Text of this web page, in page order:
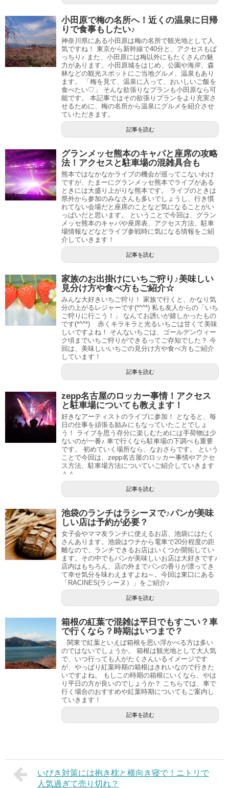
小田原で梅の名所へ！近くの温泉に日帰
りで食事もしたい♪
神奈川県にある小田原は梅の名所で観光地として人
気ですね！ 東京から新幹線で40分と、アクセスもば
っちり♪ また、小田原には梅以外にもたくさんの魅
力があります。小田原城をはじめ、公園や海岸、森
林などの観光スポットにご当地グルメ、温泉もあり
ます。 「梅を見て、温泉に入って、おいしいご飯を
食べたい♡」 そんな欲張りなプランも小田原なら可
能です。 本記事ではその欲張りプランをより充実さ
せるために、梅の名所から温泉にグルメを紹介させ
ていただきます。
記事を読む
グランメッセ熊本のキャパと座席の攻略
法！アクセスと駐車場の混雑具合も
熊本ではなかなかライブの機会が巡ってこないわけ
ですが、たまーにグランメッセ熊本でライブがある
ときには大盛り上がりな熊本です。 ライブのときは
県外から参加のみなさんも多いでしょうし、行き慣
れてない会場だと座席のことなど気になることがい
っぱいだと思います。 ということで今回は、グラン
メッセ熊本のキャパや座席表、アクセス方法、駐車
場情報などなどライブ参戦時に気になる情報をご紹
介していきます！
記事を読む
家族のお出掛けにいちご狩り♪美味しい
見分け方や食べ方もご紹介☆
みんな大好きいちご狩り！ 家族で行くと、かなり気
分の上がるレジャーです(*^^*) 私も友人からの「いち
ご狩りに行こう！」 なんてお誘いが嬉しかったもの
です(*^^*) 赤くキラキラと光るいちごは甘くて美味
しいですよね！ そんないちごは、ゴールデンウィー
ク頃までいちご狩りができるってご存知でした？ 今
回は、美味しいいちごの見分け方や食べ方もご紹介
しています！
記事を読む
zepp名古屋のロッカー事情！アクセス
と駐車場についても教えます！
好きなアーティストのライブに参加！ となると、毎
日の仕事を頑張る励みにもなっていたことでしょ
う！ ライブを思う存分に楽しむためには手荷物は少
ないのが一番♪ 車で行くなら駐車場の下調べも重要
です。 初めていく場所なら、なおさらです。 という
ことで今回は、zepp名古屋のロッカー事情やアクセ
ス方法、駐車場方法についていご紹介していきます
＾＾
記事を読む
池袋のランチはラシーヌで♪パンが美味
しい店は予約が必要？
女子会やママ友ランチに使えるお店、池袋にはたく
さんあります。池袋はウチから電車で20分程度の距
離なので、ランチできるお店はいくつか開拓してい
ます。その中でもパンが美味しいお店は大好きです♪
店内はもちろん、店の外までパンの香りが漂ってき
て幸せ気分を味わえますよね～。今回は東口にある
「RACINES(ラシーヌ）」をご紹介♪
記事を読む
箱根の紅葉で混雑は平日でもすごい？車
で行くなら？時期はいつまで？
関東で紅葉といえば箱根を思い浮かべる方は多い
のではないでしょうか。 箱根は観光地として大人気
で、いつ行っても人がたくさんいるイメージです
が、やっぱり紅葉時期の箱根はきれいなので行きた
いですよね。 もしこの時期の箱根にいくなら、やは
り平日の方が良いのでしょうか？ こちらでは、車で
行く場合のおすすめや紅葉時期についてもご案内し
ていきます！
記事を読む
いびき対策には抱き枕と横向き寝で！ニトリで
人気過ぎて売り切れ？